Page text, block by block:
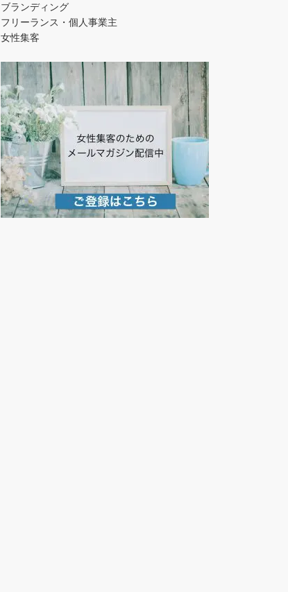
ブランディング
フリーランス・個人事業主
女性集客